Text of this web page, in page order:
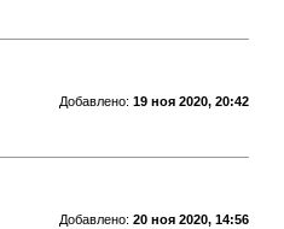
Добавлено: 19 ноя 2020, 20:42
Добавлено: 20 ноя 2020, 14:56